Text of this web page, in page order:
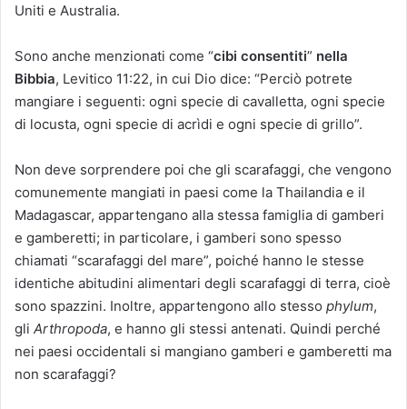
Uniti e Australia.
Sono anche menzionati come “cibi consentiti” nella
Bibbia, Levitico 11:22, in cui Dio dice: “Perciò potrete
mangiare i seguenti: ogni specie di cavalletta, ogni specie
di locusta, ogni specie di acrìdi e ogni specie di grillo”.
Non deve sorprendere poi che gli scarafaggi, che vengono
comunemente mangiati in paesi come la Thailandia e il
Madagascar, appartengano alla stessa famiglia di gamberi
e gamberetti; in particolare, i gamberi sono spesso
chiamati “scarafaggi del mare”, poiché hanno le stesse
identiche abitudini alimentari degli scarafaggi di terra, cioè
sono spazzini. Inoltre, appartengono allo stesso phylum,
gli Arthropoda, e hanno gli stessi antenati. Quindi perché
nei paesi occidentali si mangiano gamberi e gamberetti ma
non scarafaggi?